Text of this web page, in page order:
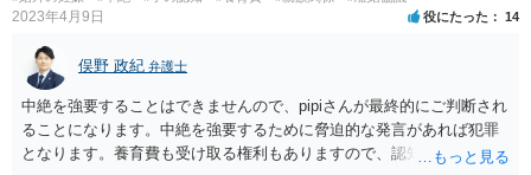
2023年4月9日 役にたった 14
俣野 政紀 弁護士
中絶を強要することはできませんので、pipiさんが最終的にご判断され
ることになります。中絶を強要するために脅迫的な発言があれば犯罪
となります。養育費も受け取る権利もありますので、認知等につきお